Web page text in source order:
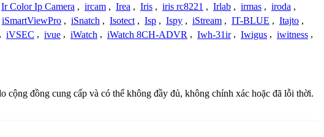
Ir Color Ip Camera , ircam , Irea , Iris , iris rc8221 , Irlab , irmas , iroda ,
iSmartViewPro , iSnatch , Isotect , Isp , Ispy , iStream , IT-BLUE , Itajto ,
, iVSEC , ivue , iWatch , iWatch 8CH-ADVR , Iwh-31ir , Iwigus , iwitness ,
đồng cung cấp và có thể không đầy đủ, không chính xác hoặc đã lỗi thời.